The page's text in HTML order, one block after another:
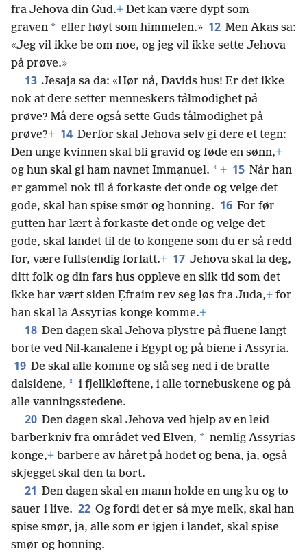
fra Jehova din Gud.+ Det kan være dypt som
graven * eller høyt som himmelen.» 12 Men Akas sa:
«Jeg vil ikke be om noe, og jeg vil ikke sette Jehova
på prøve.»
13 Jesaja sa da: «Hør nå, Davids hus! Er det ikke
nok at dere setter menneskers tålmodighet på
prøve? Må dere også sette Guds tålmodighet på
prøve?+ 14 Derfor skal Jehova selv gi dere et tegn:
Den unge kvinnen skal bli gravid og føde en sønn,+
og hun skal gi ham navnet Immạnuel. * + 15 Når han
er gammel nok til å forkaste det onde og velge det
gode, skal han spise smør og honning. 16 For før
gutten har lært å forkaste det onde og velge det
gode, skal landet til de to kongene som du er så redd
for, være fullstendig forlatt.+ 17 Jehova skal la deg,
ditt folk og din fars hus oppleve en slik tid som det
ikke har vært siden Ẹfraim rev seg løs fra Juda,+ for
han skal la Assyrias konge komme.+
18 Den dagen skal Jehova plystre på fluene langt
borte ved Nil-kanalene i Egypt og på biene i Assyria.
19 De skal alle komme og slå seg ned i de bratte
dalsidene, * i fjellkløftene, i alle tornebuskene og på
alle vanningsstedene.
20 Den dagen skal Jehova ved hjelp av en leid
barberkniv fra området ved Elven, * nemlig Assyrias
konge,+ barbere av håret på hodet og bena, ja, også
skjegget skal den ta bort.
21 Den dagen skal en mann holde en ung ku og to
sauer i live. 22 Og fordi det er så mye melk, skal han
spise smør, ja, alle som er igjen i landet, skal spise
smør og honning.